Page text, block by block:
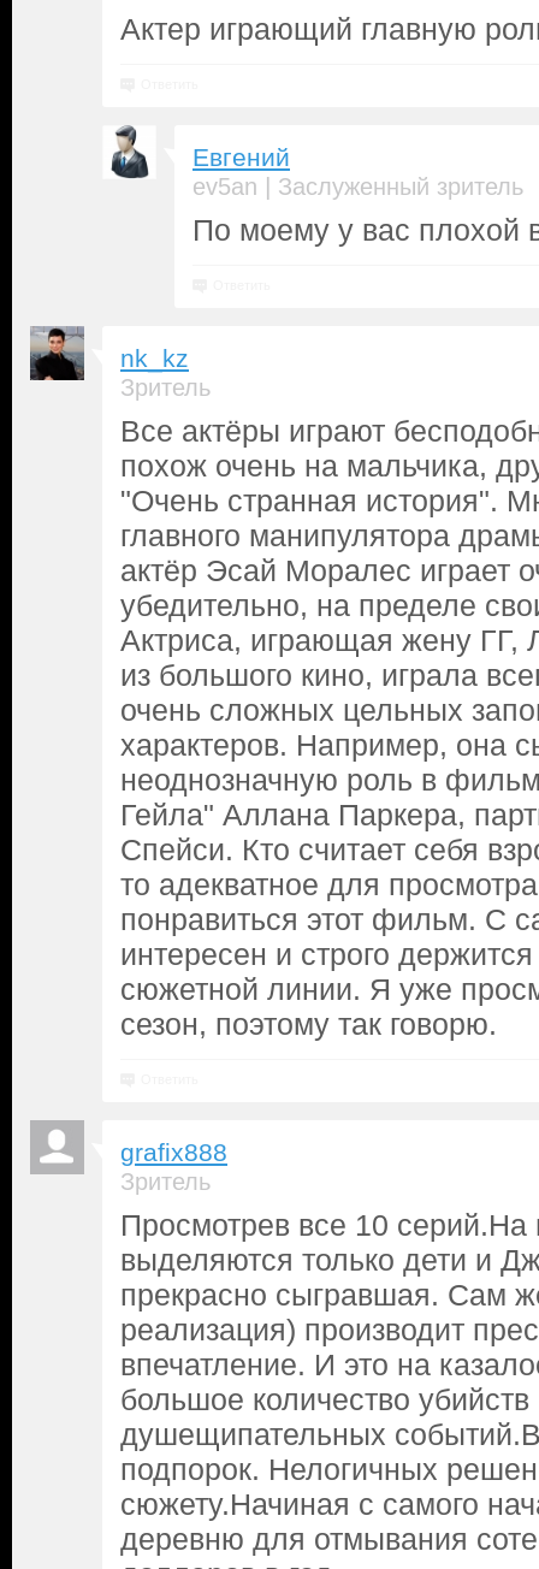
Актер играющий главную
Евгений
ev5an | Заслуженный зритель
По моему у вас плохой
nk_kz
Зритель
Все актёры играют
похож очень на мальчика,
"Очень странная история".
главного манипулятора
актёр Эсай Моралес играет
убедительно, на пределе
Актриса, играющая жену ГГ,
из большого кино, играла
очень сложных цельных
характеров. Например, она
неоднозначную роль в
Гейла" Аллана Паркера,
Спейси. Кто считает себя
то адекватное для
понравиться этот фильм. С
интересен и строго
сюжетной линии. Я уже
сезон, поэтому так говорю.
grafix888
Зритель
Просмотрев все 10 серий.На
выделяются только дети и
прекрасно сыгравшая. Сам
реализация) производит
впечатление. И это на
большое количество убийств
душещипательных
подпорок. Нелогичных
сюжету.Начиная с самого
деревню для отмывания